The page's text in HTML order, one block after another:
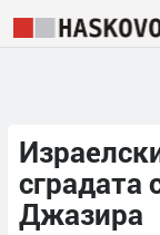
сградата
Джазира